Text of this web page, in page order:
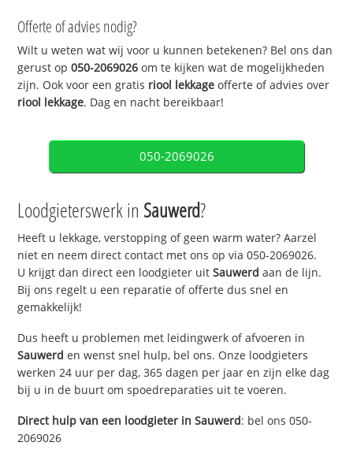
Offerte of advies nodig?
Wilt u weten wat wij voor u kunnen betekenen? Bel ons dan
gerust op050-2069026 om te kijken wat de mogelijkheden
zijn. Ook voor een gratis riool lekkage offerte of advies over
riool lekkage. Dag en nacht bereikbaar!
050-2069026
Loodgieterswerk in Sauwerd?
Heeft u lekkage, verstopping of geen warm water? Aarzel
niet en neem direct contact met ons op via 050-2069026.
U krijgt dan direct een loodgieter uitSauwerd aan de lijn.
Bij ons regelt u een reparatie of offerte dus snel en
gemakkelijk!
Dus heeft u problemen met leidingwerk of afvoeren in
Sauwerd en wenst snel hulp, bel ons. Onze loodgieters
werken 24 uur per dag, 365 dagen per jaar en zijn elke dag
bij u in de buurt om spoedreparaties uit te voeren.
Direct hulp van een loodgieter inSauwerd: bel ons 050-
2069026